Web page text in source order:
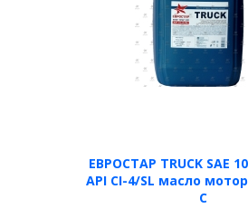
ЕВРОСТАР TRUCK SAE
API CI-4/SL масло
С